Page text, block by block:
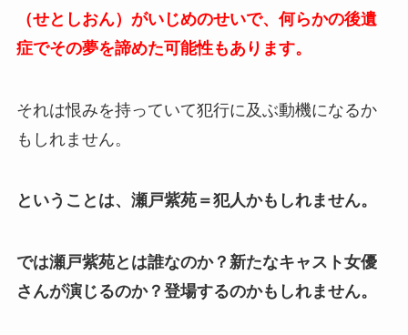
（せとしおん）がいじめのせいで、何らかの後遺
症でその夢を諦めた可能性もあります。
それは恨みを持っていて犯行に及ぶ動機になるか
もしれません。
ということは、瀬戸紫苑＝犯人かもしれません。
では瀬戸紫苑とは誰なのか？新たなキャスト女優
さんが演じるのか？登場するのかもしれません。